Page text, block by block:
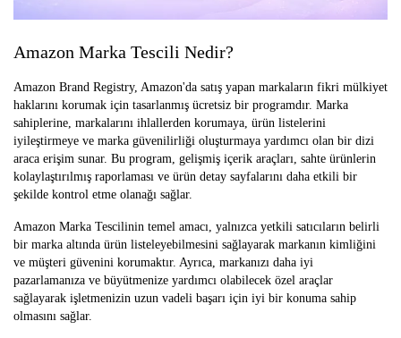
Amazon Marka Tescili Nedir?
Amazon Brand Registry, Amazon'da satış yapan markaların fikri mülkiyet
haklarını korumak için tasarlanmış ücretsiz bir programdır. Marka
sahiplerine, markalarını ihlallerden korumaya, ürün listelerini
iyileştirmeye ve marka güvenilirliği oluşturmaya yardımcı olan bir dizi
araca erişim sunar. Bu program, gelişmiş içerik araçları, sahte ürünlerin
kolaylaştırılmış raporlaması ve ürün detay sayfalarını daha etkili bir
şekilde kontrol etme olanağı sağlar.
Amazon Marka Tescilinin temel amacı, yalnızca yetkili satıcıların belirli
bir marka altında ürün listeleyebilmesini sağlayarak markanın kimliğini
ve müşteri güvenini korumaktır. Ayrıca, markanızı daha iyi
pazarlamanıza ve büyütmenize yardımcı olabilecek özel araçlar
sağlayarak işletmenizin uzun vadeli başarı için iyi bir konuma sahip
olmasını sağlar.